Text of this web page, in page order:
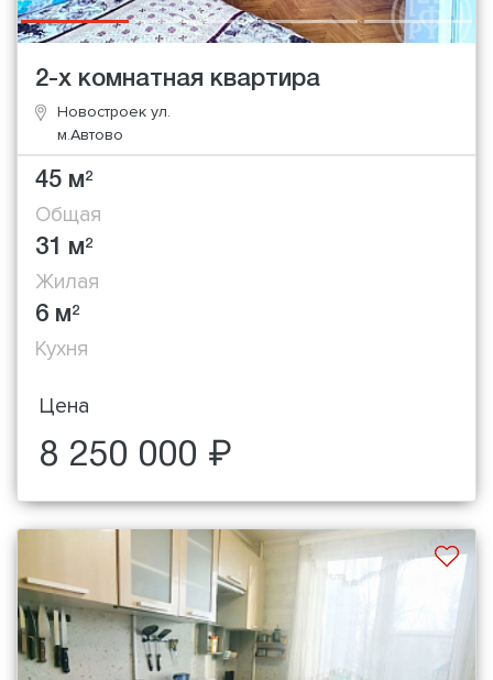
2-х комнатная квартира
Новостроек ул.
м.Автово
45 м2
Общая
31 м2
Жилая
6 м2
Кухня
Цена
8 250 000 ₽